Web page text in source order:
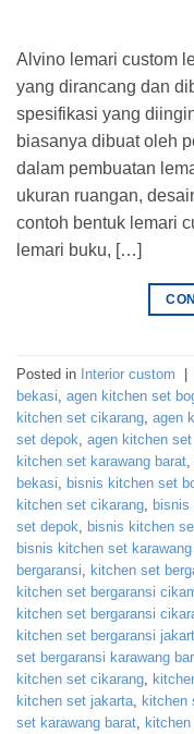
Alvino lemari custom
yang dirancang dan
spesifikasi yang
biasanya dibuat oleh
dalam pembuatan
ukuran ruangan,
contoh bentuk lemari
lemari buku, […]
Posted in Interior custom
bekasi agen kitchen set
kitchen set cikarang agen
set depok agen kitchen
kitchen set karawang barat
bekasi
bisnis kitchen set
kitchen set cikarang
set depok
bisnis kitchen
bisnis kitchen set
bergaransi
kitchen set
kitchen set bergaransi
kitchen set bergaransi
kitchen set bergaransi
set bergaransi karawang
kitchen set cikarang
kitchen set jakarta
kitchen
set karawang barat